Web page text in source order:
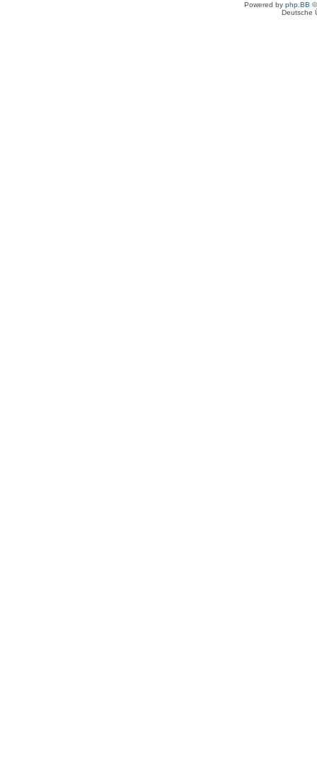
Powered by php.BB
Deutsche